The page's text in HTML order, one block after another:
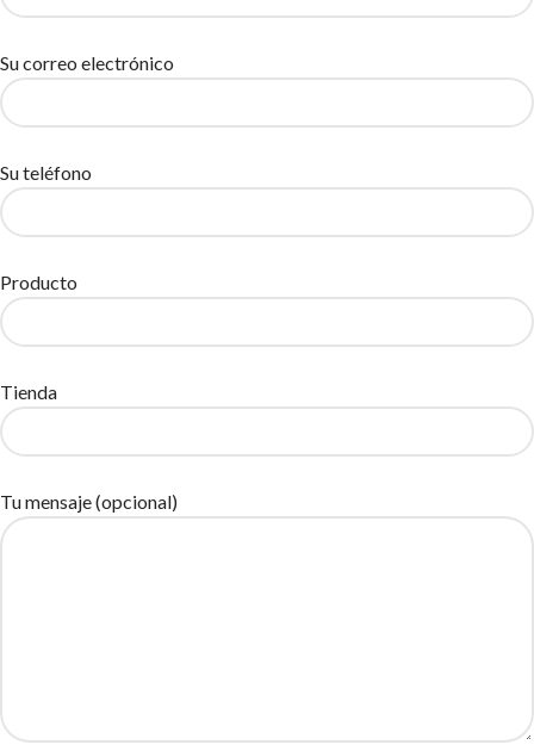
Su correo electrónico
Su teléfono
Producto
Tienda
Tu mensaje (opcional)